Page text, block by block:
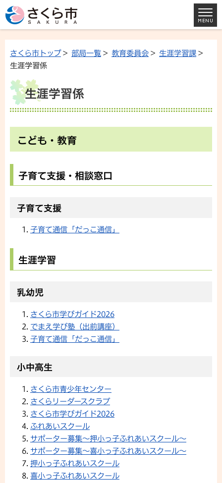
さくら市トップ> 部局一覧 > 教育委員会 > 生涯学習課 >
生涯学習係
生涯学習係
こども・教育
子育て支援・相談窓口
子育て支援
子育て通信「だっこ通信」
生涯学習
乳幼児
さくら市学びガイド2026
でまえ学び塾（出前講座）
子育て通信「だっこ通信」
小中高生
さくら市青少年センター
さくらリーダースクラブ
さくら市学びガイド2026
ふれあいスクール
サポーター募集〜押小っ子ふれあいスクール〜
サポーター募集〜喜小っ子ふれあいスクール〜
押小っ子ふれあいスクール
喜小っ子ふれあいスクール